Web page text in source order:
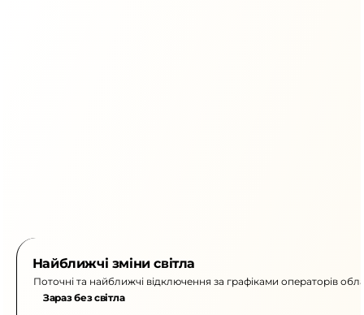
Найближчі зміни світла
Поточні та найближчі відключення за графіками операторів
Зараз без світла